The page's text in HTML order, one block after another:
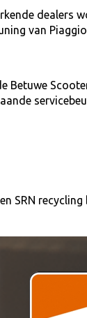
dealers
van
Betuwe
SRN recycling